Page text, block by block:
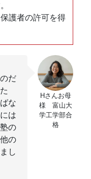
護者の許可を得
だ
な
は
の
の
し
Hさんお母
様 富山大
学工学部合
格